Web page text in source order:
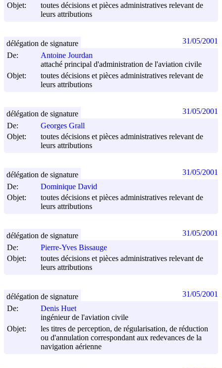
Objet:
toutes décisions et pièces administratives relevant de
leurs attributions
De:
Antoine Jourdan
attaché principal d'administration de l'aviation civile
Objet:
toutes décisions et pièces administratives relevant de
leurs attributions
délégation de signature 31/05/2001
De:
Georges Grall
Objet:
toutes décisions et pièces administratives relevant de
leurs attributions
délégation de signature 31/05/2001
De:
Dominique David
Objet:
toutes décisions et pièces administratives relevant de
leurs attributions
délégation de signature 31/05/2001
De:
Pierre-Yves Bissauge
Objet:
toutes décisions et pièces administratives relevant de
leurs attributions
délégation de signature 31/05/2001
De:
Denis Huet
ingénieur de l'aviation civile
Objet:
les titres de perception, de régularisation, de réduction
ou d'annulation correspondant aux redevances de la
navigation aérienne
délégation de signature 31/05/2001